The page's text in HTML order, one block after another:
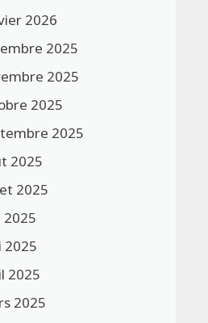
2026
2025
2025
2025
2025
2025
2025
2025
2025
2025
2025